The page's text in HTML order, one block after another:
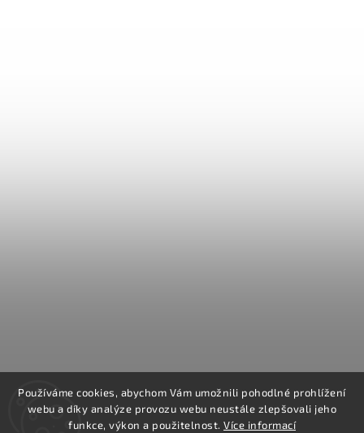
Používáme cookies, abychom Vám umožnili pohodlné prohlížení
webu a díky analýze provozu webu neustále zlepšovali jeho
funkce, výkon a použitelnost. Více informací